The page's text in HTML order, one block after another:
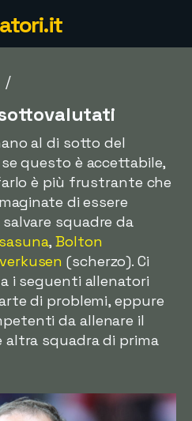
/
al di sotto del
questo è accettabile,
è più frustrante che
di essere
squadre da
,Bolton
(scherzo). Ci
i seguenti allenatori
di problemi, eppure
da allenare il
altra squadra di prima